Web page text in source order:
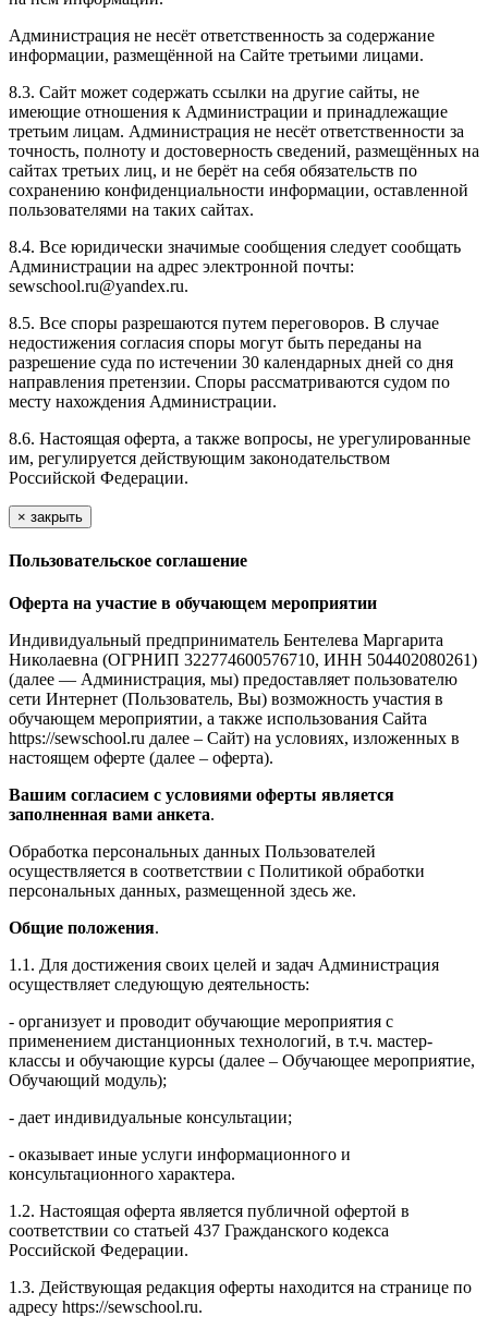
Администрация не несёт ответственность за содержание
информации, размещённой на Сайте третьими лицами.
8.3. Сайт может содержать ссылки на другие сайты, не
имеющие отношения к Администрации и принадлежащие
третьим лицам. Администрация не несёт ответственности за
точность, полноту и достоверность сведений, размещённых на
сайтах третьих лиц, и не берёт на себя обязательств по
сохранению конфиденциальности информации, оставленной
пользователями на таких сайтах.
8.4. Все юридически значимые сообщения следует сообщать
Администрации на адрес электронной почты:
sewschool.ru@yandex.ru.
8.5. Все споры разрешаются путем переговоров. В случае
недостижения согласия споры могут быть переданы на
разрешение суда по истечении 30 календарных дней со дня
направления претензии. Споры рассматриваются судом по
месту нахождения Администрации.
8.6. Настоящая оферта, а также вопросы, не урегулированные
им, регулируется действующим законодательством
Российской Федерации.
× закрыть
Пользовательское соглашение
Оферта на участие в обучающем мероприятии
Индивидуальный предприниматель Бентелева Маргарита
Николаевна (ОГРНИП 322774600576710, ИНН 504402080261)
(далее — Администрация, мы) предоставляет пользователю
сети Интернет (Пользователь, Вы) возможность участия в
обучающем мероприятии, а также использования Сайта
https://sewschool.ru далее – Сайт) на условиях, изложенных в
настоящем оферте (далее – оферта).
Вашим согласием с условиями оферты является
заполненная вами анкета.
Обработка персональных данных Пользователей
осуществляется в соответствии с Политикой обработки
персональных данных, размещенной здесь же.
Общие положения.
1.1. Для достижения своих целей и задач Администрация
осуществляет следующую деятельность:
- организует и проводит обучающие мероприятия с
применением дистанционных технологий, в т.ч. мастер-
классы и обучающие курсы (далее – Обучающее мероприятие,
Обучающий модуль);
- дает индивидуальные консультации;
- оказывает иные услуги информационного и
консультационного характера.
1.2. Настоящая оферта является публичной офертой в
соответствии со статьей 437 Гражданского кодекса
Российской Федерации.
1.3. Действующая редакция оферты находится на странице по
адресу https://sewschool.ru.